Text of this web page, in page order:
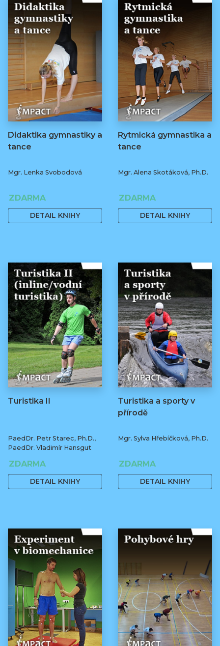
Didaktika gymnastiky a
tance
Mgr. Lenka Svobodová
ZDARMA
DETAIL KNIHY
Rytmická gymnastika a
tance
Mgr. Alena Skotáková, Ph.D.
ZDARMA
DETAIL KNIHY
Turistika II
PaedDr. Petr Starec, Ph.D.,
PaedDr. Vladimír Hansgut
ZDARMA
DETAIL KNIHY
Turistika a sporty v
přírodě
Mgr. Sylva Hřebíčková, Ph.D.
ZDARMA
DETAIL KNIHY